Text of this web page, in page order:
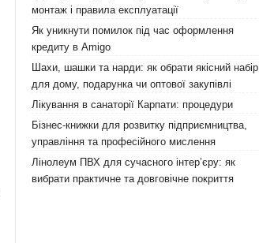
монтаж і правила експлуатації
Як уникнути помилок під час оформлення
кредиту в Amigo
Шахи, шашки та нарди: як обрати якісний набір
для дому, подарунка чи оптової закупівлі
Лікування в санаторії Карпати: процедури
Бізнес-книжки для розвитку підприємництва,
управління та професійного мислення
Лінолеум ПВХ для сучасного інтер’єру: як
вибрати практичне та довговічне покриття